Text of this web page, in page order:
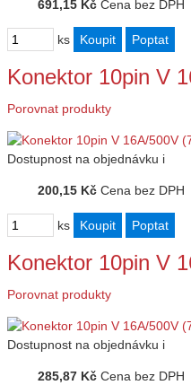
691,15 Kč Cena bez DPH
ks
Konektor 10pin V
Porovnat produkty
Dostupnost na objednávku i
200,15 Kč Cena bez DPH
ks
Konektor 10pin V
Porovnat produkty
Dostupnost na objednávku i
285,87 Kč Cena bez DPH